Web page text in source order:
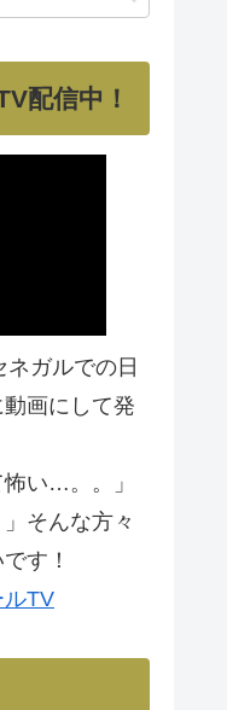
配信中！
ガルでの日
画にして発
怖い…。。」
そんな方々
す！
ルTV